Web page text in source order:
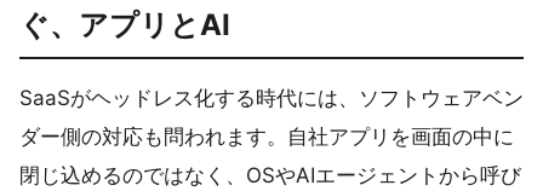
ぐ、アプリとAI
SaaSがヘッドレス化する時代には、ソフトウェアベン
ダー側の対応も問われます。自社アプリを画面の中に
閉じ込めるのではなく、OSやAIエージェントから呼び